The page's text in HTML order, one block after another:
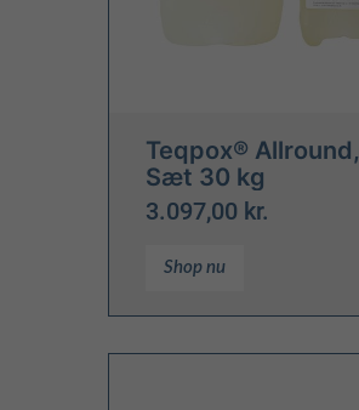
Teqpox® Allround,
Sæt 30 kg
3.097,00 kr.
Shop nu